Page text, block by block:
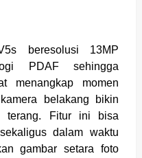
beresolusi 13MP
PDAF sehingga
menangkap momen
belakang bikin
terang. Fitur ini bisa
dalam waktu
gambar setara foto